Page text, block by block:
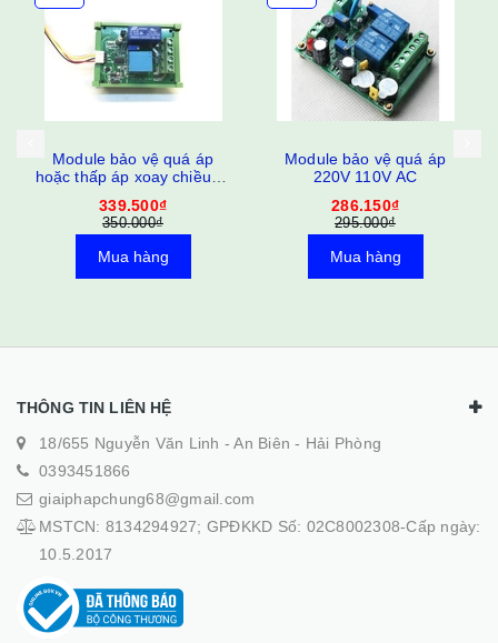
Module bảo vệ quá áp
hoặc thấp áp xoay chiều 0-
339.500₫
350.000₫
Mua hàng
Module bảo vệ quá áp
220V 110V AC
286.150₫
295.000₫
Mua hàng
THÔNG TIN LIÊN HỆ
18/655 Nguyễn Văn Linh - An Biên - Hải Phòng
0393451866
giaiphapchung68@gmail.com
MSTCN: 8134294927; GPĐKKD Số: 02C8002308-Cấp ngày:
10.5.2017